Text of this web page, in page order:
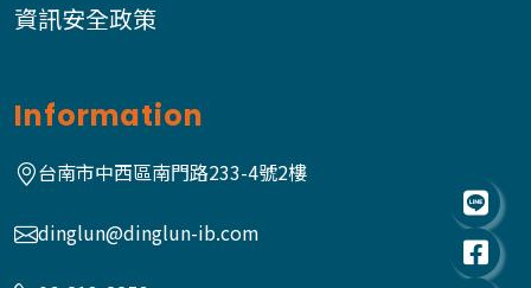
資訊安全政策
Information
台南市中西區南門路233-4號2樓
dinglun@dinglun-ib.com